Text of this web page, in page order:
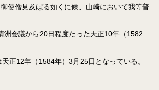
使僧見及ばる如くに候、山崎において我等普
会議から20日程度たった天正10年（1582
正12年（1584年）3月25日となっている。